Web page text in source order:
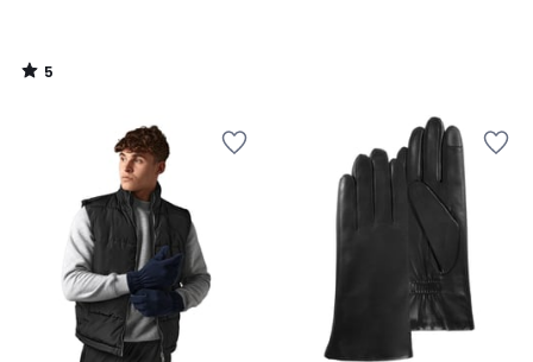
5
/